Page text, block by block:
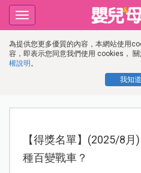
為提供您更多優質的內容，本網站使用
容，即表示您同意我們使用 cookies，
權說明 。
我知
Toggle
navigation
【得獎名單】(2025/8
種百變戰車？